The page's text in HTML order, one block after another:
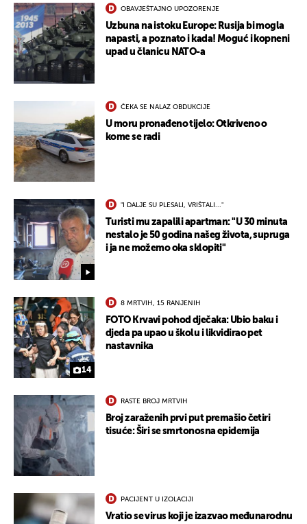
OBAVJEŠTAJNO UPOZORENJE
Uzbuna na istoku Europe: Rusija bi mogla
napasti, a poznato i kada! Moguć i kopneni
upad u članicu NATO-a
ČEKA SE NALAZ OBDUKCIJE
U moru pronađeno tijelo: Otkriveno o
kome se radi
"I DALJE SU PLESALI, VRIŠTALI..."
Turisti mu zapalili apartman: "U 30 minuta
nestalo je 50 godina našeg života, supruga
i ja ne možemo oka sklopiti"
14
8 MRTVIH, 15 RANJENIH
FOTO Krvavi pohod dječaka: Ubio baku i
djeda pa upao u školu i likvidirao pet
nastavnika
RASTE BROJ MRTVIH
Broj zaraženih prvi put premašio četiri
tisuće: Širi se smrtonosna epidemija
PACIJENT U IZOLACIJI
Vratio se virus koji je izazvao međunarodnu
UKLJUČITE NOTIFIKACIJE